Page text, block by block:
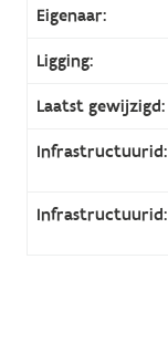
Eigenaar:
Ligging:
Laatst gewijzigd:
Infrastructuurid:
Infrastructuurid: